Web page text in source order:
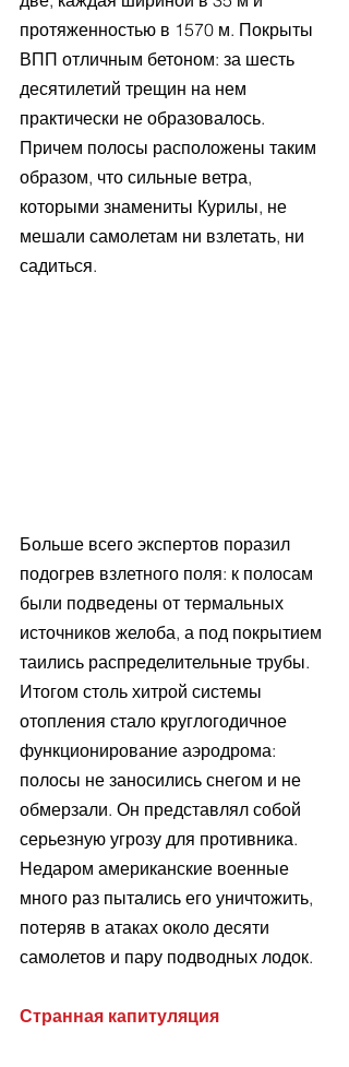
протяженностью в 1570 м. Покрыты
ВПП отличным бетоном: за шесть
десятилетий трещин на нем
практически не образовалось.
Причем полосы расположены таким
образом, что сильные ветра,
которыми знамениты Курилы, не
мешали самолетам ни взлетать, ни
садиться.
Больше всего экспертов поразил
подогрев взлетного поля: к полосам
были подведены от термальных
источников желоба, а под покрытием
таились распределительные трубы.
Итогом столь хитрой системы
отопления стало круглогодичное
функционирование аэродрома:
полосы не заносились снегом и не
обмерзали. Он представлял собой
серьезную угрозу для противника.
Недаром американские военные
много раз пытались его уничтожить,
потеряв в атаках около десяти
самолетов и пару подводных лодок.
Странная капитуляция